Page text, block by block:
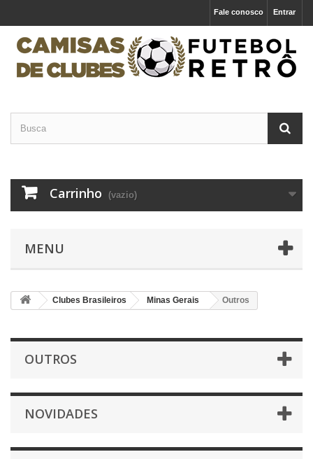
Entrar
Fale conosco
Carrinho (vazio)
MENU
Clubes Brasileiros Minas Gerais Outros
OUTROS
NOVIDADES